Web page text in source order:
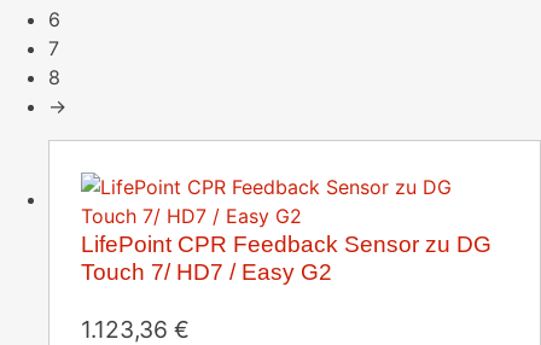
6
7
8
→
LifePoint CPR Feedback Sensor zu DG
Touch 7/ HD7 / Easy G2
1.123,36 €